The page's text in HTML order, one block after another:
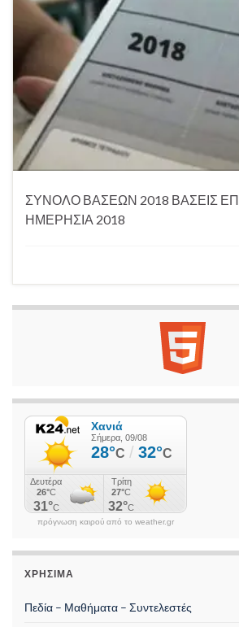
ΣΥΝΟΛΟ ΒΑΣΕΩΝ 2018 ΒΑΣΕΙΣ
ΗΜΕΡΗΣΙΑ 2018
πρόγνωση καιρού από το weather.gr
ΧΡΉΣΙΜΑ
Πεδία – Μαθήματα – Συντελεστές